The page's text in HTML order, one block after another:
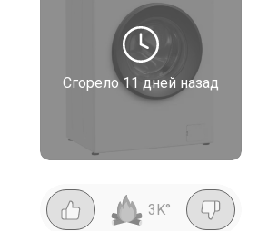
Сгорело11 дней назад
3K°